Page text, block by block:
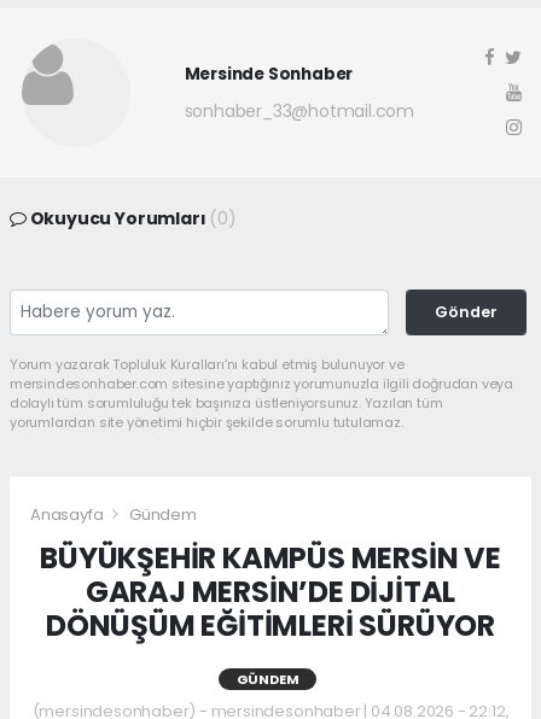
Mersinde Sonhaber
sonhaber_33@hotmail.com
Okuyucu Yorumları (0)
Gönder
Yorum yazarak Topluluk Kuralları’nı kabul etmiş bulunuyor ve
mersindesonhaber.com sitesine yaptığınız yorumunuzla ilgili doğrudan veya
dolaylı tüm sorumluluğu tek başınıza üstleniyorsunuz. Yazılan tüm
yorumlardan site yönetimi hiçbir şekilde sorumlu tutulamaz.
Anasayfa Gündem
BÜYÜKŞEHİR KAMPÜS MERSİN VE
GARAJ MERSİN’DE DİJİTAL
DÖNÜŞÜM EĞİTİMLERİ SÜRÜYOR
GÜNDEM
(mersindesonhaber) - mersindesonhaber | 04.08.2026 - 22:12,